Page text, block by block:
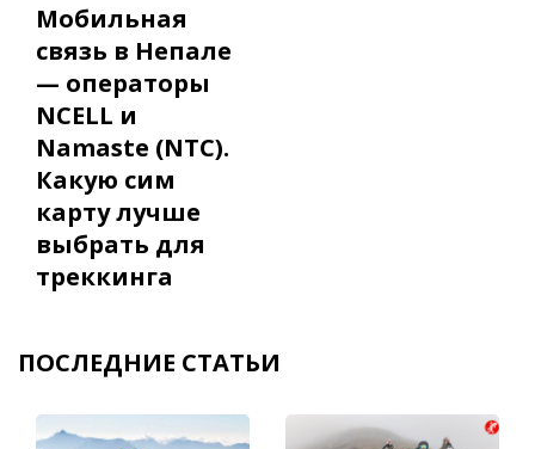
Мобильная
связь в Непале
— операторы
NCELL и
Namaste (NTC).
Какую сим
карту лучше
выбрать для
треккинга
ПОСЛЕДНИЕ СТАТЬИ